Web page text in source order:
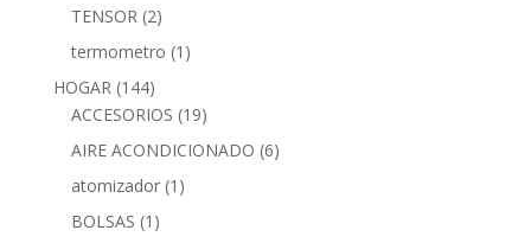
TENSOR (2)
termometro (1)
HOGAR (144)
ACCESORIOS (19)
AIRE ACONDICIONADO (6)
atomizador (1)
BOLSAS (1)